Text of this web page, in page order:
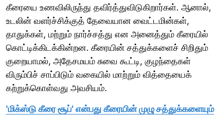
கீரையை உணவிலிருந்து தவிர்த்துவிடுகிறார்கள். ஆனால்,
உடலின் வளர்ச்சிக்குத் தேவையான வைட்டமின்கள்,
தாதுக்கள், மற்றும் நார்ச்சத்து என அனைத்தும் கீரையில்
கொட்டிக்கிடக்கின்றன. கீரையின் சத்துக்களைச் சிறிதும்
குறையாமல், அதேசமயம் சுவை கூட்டி, குழந்தைகள்
விரும்பிச் சாப்பிடும் வகையில் மாற்றும் வித்தையைக்
கற்றுக்கொள்வது அவசியம்.
'மிக்ஸ்டு கீரை சூப்' என்பது கீரையின் முழு சத்துக்களையும்